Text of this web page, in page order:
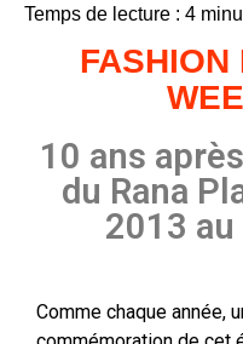
Temps de lecture : 4
FASHION
10 ans
du Rana
2013 au
Comme chaque année,